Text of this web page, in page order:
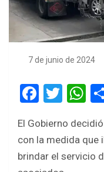
7 de junio de 2024
F
ce
b
T
tt
er
W
at
s
El Gobierno
con la medida que
brindar el servicio